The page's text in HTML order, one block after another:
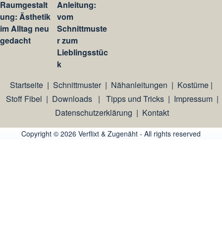
Raumgestalt
ung: Ästhetik
im Alltag neu
gedacht
Anleitung:
vom
Schnittmuste
r zum
Lieblingsstüc
k
Startseite| Schnittmuster| Nähanleitungen | Kostüme|
Stoff Fibel | Downloads | Tipps und Tricks| Impressum|
Datenschutzerklärung | Kontakt
Copyright © 2026 Verflixt & Zugenäht - All rights reserved